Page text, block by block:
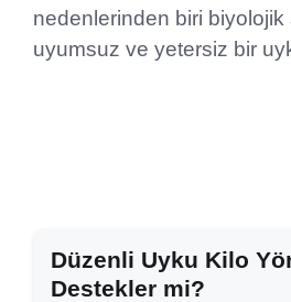
nedenlerinden biri biyolojik
uyumsuz ve yetersiz bir
Düzenli Uyku Kilo
Destekler mi?